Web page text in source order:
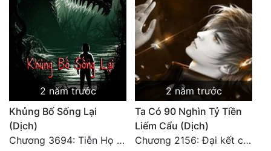
Cẩu Đạo Trường Sinh
Ngự Thú
Truyện Nam
Vô Địch Lưu
Xây Dựng Thế Lực
2 năm trước
Khủng Bố Sống Lại
(Dịch)
Chương 3694: Tiễn Họ Đoạn Đường Cuối - Hoàn
2 năm trước
Ta Có 90 Nghìn Tỷ Tiền
Liếm Cẩu (Dịch)
Chương 2156: Đại kết cục!!!